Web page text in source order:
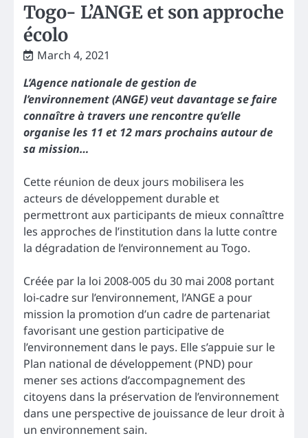
Togo- L’ANGE et son approche
écolo
March 4, 2021
L’Agence nationale de gestion de
l’environnement (ANGE) veut davantage se faire
connaître à travers une rencontre qu’elle
organise les 11 et 12 mars prochains autour de
sa mission…
Cette réunion de deux jours mobilisera les
acteurs de développement durable et
permettront aux participants de mieux connaîttre
les approches de l’institution dans la lutte contre
la dégradation de l’environnement au Togo.
Créée par la loi 2008-005 du 30 mai 2008 portant
loi-cadre sur l’environnement, l’ANGE a pour
mission la promotion d’un cadre de partenariat
favorisant une gestion participative de
l’environnement dans le pays. Elle s’appuie sur le
Plan national de développement (PND) pour
mener ses actions d’accompagnement des
citoyens dans la préservation de l’environnement
dans une perspective de jouissance de leur droit à
un environnement sain.